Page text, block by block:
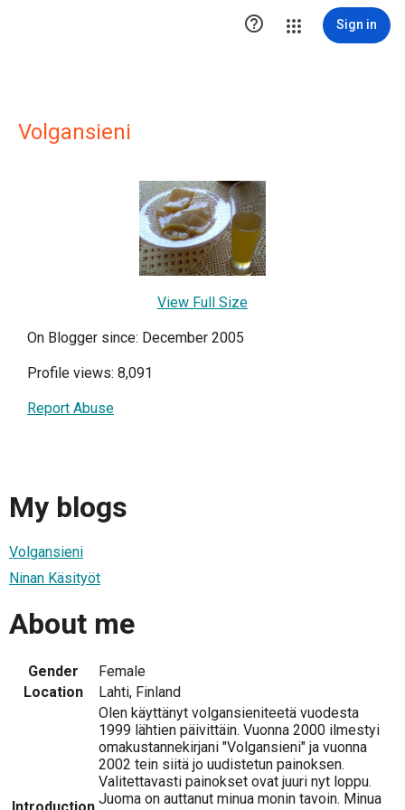
 Sign in
Volgansieni
View Full Size
On Blogger since: December 2005
Profile views: 8,091
Report Abuse
My blogs
Volgansieni
Ninan Käsityöt
About me
Gender
Female
Location
Lahti, Finland
Olen käyttänyt volgansieniteetä vuodesta
1999 lähtien päivittäin. Vuonna 2000 ilmestyi
omakustannekirjani "Volgansieni" ja vuonna
2002 tein siitä jo uudistetun painoksen.
Valitettavasti painokset ovat juuri nyt loppu.
Juoma on auttanut minua monin tavoin. Minua